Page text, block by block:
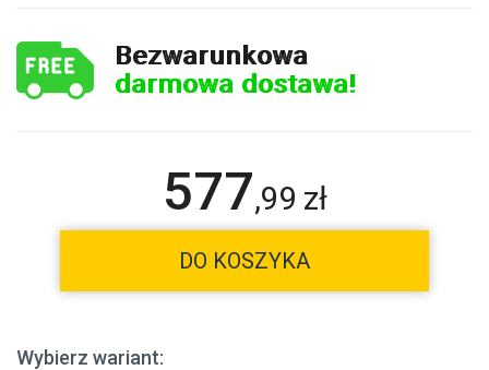
Bezwarunkowa
darmowa dostawa!
577,99 zł
DO KOSZYKA
Wybierz wariant: